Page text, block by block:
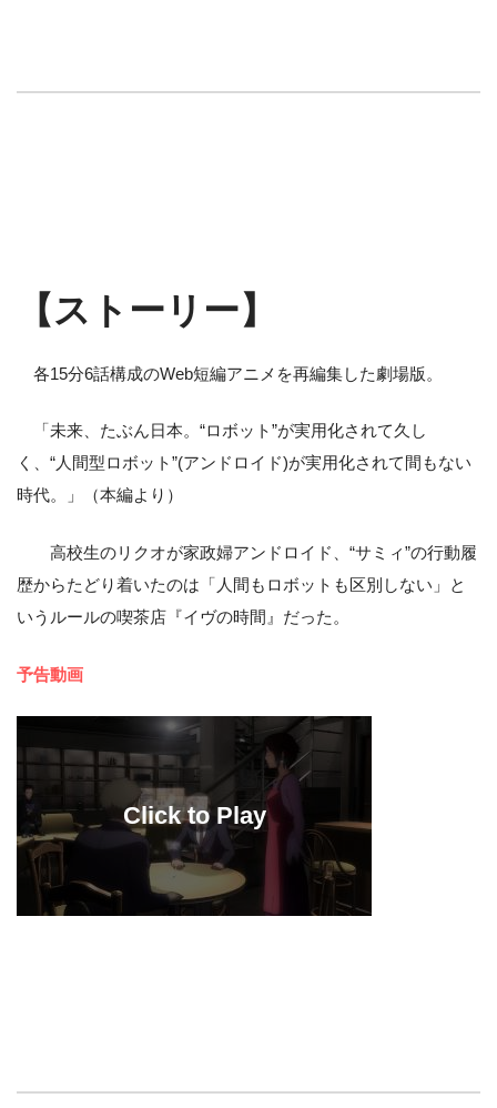
【ストーリー】
各15分6話構成のWeb短編アニメを再編集した劇場版。
「未来、たぶん日本。“ロボット”が実用化されて久し
く、“人間型ロボット”(アンドロイド)が実用化されて間もない
時代。」（本編より）
高校生のリクオが家政婦アンドロイド、“サミィ”の行動履
歴からたどり着いたのは「人間もロボットも区別しない」と
いうルールの喫茶店『イヴの時間』だった。
予告動画